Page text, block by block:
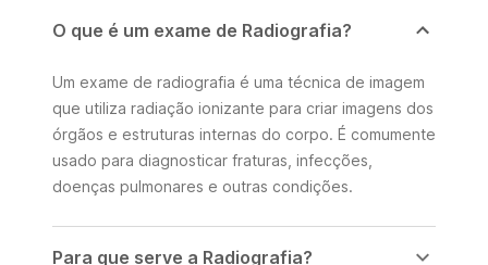
O que é um exame de Radiografia?
Um exame de radiografia é uma técnica de imagem
que utiliza radiação ionizante para criar imagens dos
órgãos e estruturas internas do corpo. É comumente
usado para diagnosticar fraturas, infecções,
doenças pulmonares e outras condições.
Para que serve a Radiografia?